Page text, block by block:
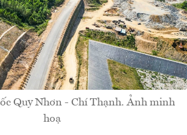
Quy Nhơn - Chí Thạnh. Ảnh minh
hoạ